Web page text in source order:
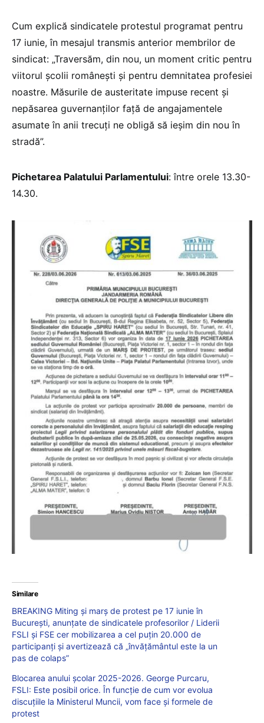
Cum explică sindicatele protestul programat pentru
17 iunie, în mesajul transmis anterior membrilor de
sindicat: „Traversăm, din nou, un moment critic pentru
viitorul școlii românești și pentru demnitatea profesiei
noastre. Măsurile de austeritate impuse recent și
nepăsarea guvernanților față de angajamentele
asumate în anii trecuți ne obligă să ieșim din nou în
stradă”.
Pichetarea Palatului Parlamentului: între orele 13.30-
14.30.
Similare
BREAKING Miting și marș de protest pe 17 iunie în
București, anunțate de sindicatele profesorilor / Liderii
FSLI și FSE cer mobilizarea a cel puțin 20.000 de
participanți și avertizează că „învățământul este la un
pas de colaps”
Blocarea anului școlar 2025-2026. George Purcaru,
FSLI: Este posibil orice. În funcție de cum vor evolua
discuțiile la Ministerul Muncii, vom face și formele de
protest